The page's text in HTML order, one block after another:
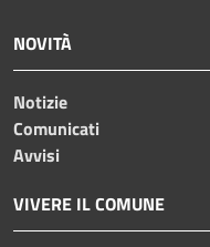
NOVITÀ
Notizie
Comunicati
Avvisi
VIVERE IL COMUNE